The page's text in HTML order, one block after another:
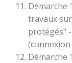
Démarche
travaux
protégés"
Démarche